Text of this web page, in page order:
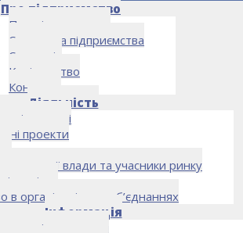
Про підприємство
Про підприємство
Структура підприємства
Стратегія
Керівництво
Контакти
Діяльність
діяльності
проекти
влади та учасники ринку
в організаціях та об’єднаннях
Інформація
документи